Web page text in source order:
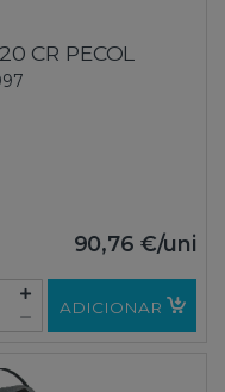
CR PECOL
90,76 €/uni
ADICIONAR